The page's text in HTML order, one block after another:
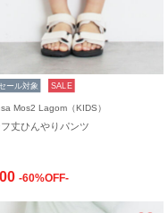
ール対象 SALE
Mos2 Lagom（KIDS）
丈ひんやりパンツ
-60%OFF-